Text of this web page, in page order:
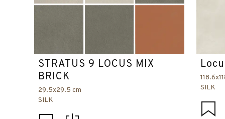
STRATUS 9 LOCUS MIX
BRICK
29.5x29.5 cm
SILK
SILK